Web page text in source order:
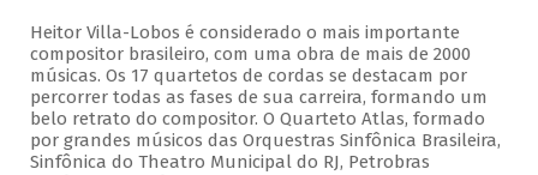
Heitor Villa-Lobos é considerado o mais importante
compositor brasileiro, com uma obra de mais de 2000
músicas. Os 17 quartetos de cordas se destacam por
percorrer todas as fases de sua carreira, formando um
belo retrato do compositor. O Quarteto Atlas, formado
por grandes músicos das Orquestras Sinfônica Brasileira,
Sinfônica do Theatro Municipal do RJ, Petrobras